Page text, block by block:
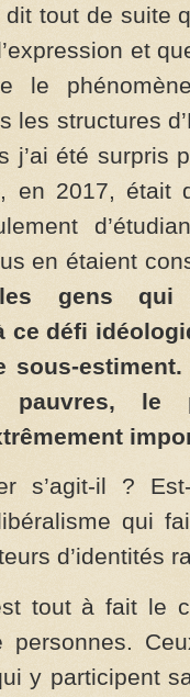
tout de suite
et
le
les structures
j’ai été surpris
en 2017, était
en étaient
les gens
ce défi
estiment.
pauvres, le
s’agit-il ?
qui
d’identités
tout à fait le
personnes.
y participent